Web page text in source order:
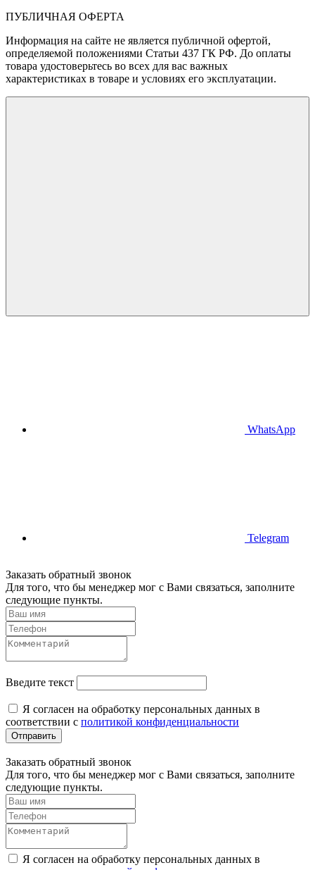
ПУБЛИЧНАЯ ОФЕРТА
Информация на сайте не является публичной офертой,
определяемой положениями Статьи 437 ГК РФ. До оплаты
товара удостоверьтесь во всех для вас важных
характеристиках в товаре и условиях его эксплуатации.
WhatsApp
Telegram
Заказать обратный звонок
Для того, что бы менеджер мог с Вами связаться, заполните
следующие пункты.
Введите текст
Я согласен на обработку персональных данных в
соответствии с политикой конфиденциальности
Отправить
Заказать обратный звонок
Для того, что бы менеджер мог с Вами связаться, заполните
следующие пункты.
Я согласен на обработку персональных данных в